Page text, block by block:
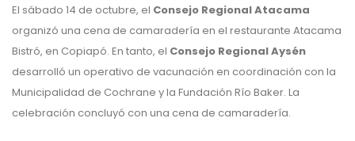
El sábado 14 de octubre, el Consejo Regional Atacama
organizó una cena de camaradería en el restaurante Atacama
Bistró, en Copiapó. En tanto, el Consejo Regional Aysén
desarrolló un operativo de vacunación en coordinación con la
Municipalidad de Cochrane y la Fundación Río Baker. La
celebración concluyó con una cena de camaradería.